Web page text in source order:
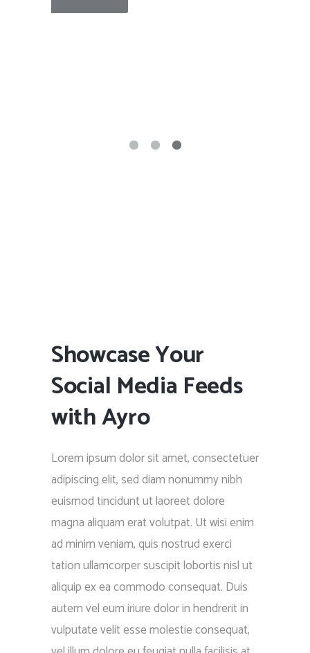
Mac
Showcase Your
Social Media Feeds
with Ayro
Lorem ipsum dolor sit amet, consectetuer
adipiscing elit, sed diam nonummy nibh
euismod tincidunt ut laoreet dolore
magna aliquam erat volutpat. Ut wisi enim
ad minim veniam, quis nostrud exerci
tation ullamcorper suscipit lobortis nisl ut
aliquip ex ea commodo consequat. Duis
autem vel eum iriure dolor in hendrerit in
vulputate velit esse molestie consequat,